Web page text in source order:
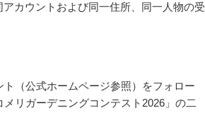
カウントおよび同一住所、同一人物の受
（公式ホームページ参照）をフォロー
リガーデニングコンテスト2026」の二